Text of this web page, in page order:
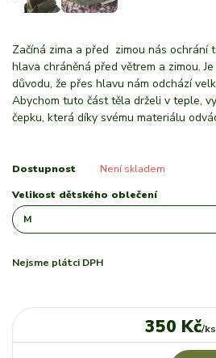
Začíná zima a před zimou nás ochrání
hlava chráněná před větrem a zimou.
důvodu, že přes hlavu nám odchází
Abychom tuto část těla drželi v teple,
čepku, která díky svému materiálu
Dostupnost Není skladem
Velikost dětského oblečení
Nejsme plátci DPH
350 Kč/ks